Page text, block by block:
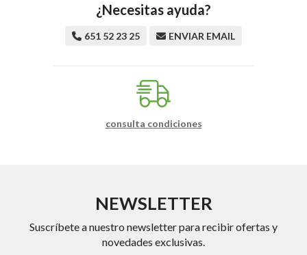
¿Necesitas ayuda?
651 52 23 25 ENVIAR EMAIL
consulta condiciones
NEWSLETTER
Suscríbete a nuestro newsletter para recibir ofertas y
novedades exclusivas.